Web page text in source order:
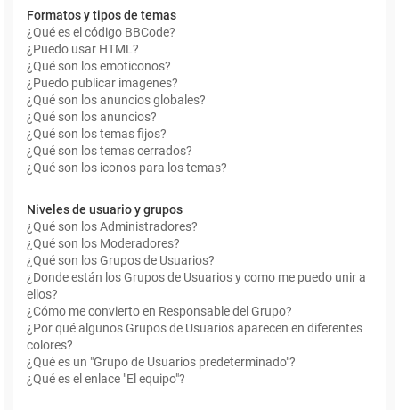
Formatos y tipos de temas
¿Qué es el código BBCode?
¿Puedo usar HTML?
¿Qué son los emoticonos?
¿Puedo publicar imagenes?
¿Qué son los anuncios globales?
¿Qué son los anuncios?
¿Qué son los temas fijos?
¿Qué son los temas cerrados?
¿Qué son los iconos para los temas?
Niveles de usuario y grupos
¿Qué son los Administradores?
¿Qué son los Moderadores?
¿Qué son los Grupos de Usuarios?
¿Donde están los Grupos de Usuarios y como me puedo unir a
ellos?
¿Cómo me convierto en Responsable del Grupo?
¿Por qué algunos Grupos de Usuarios aparecen en diferentes
colores?
¿Qué es un "Grupo de Usuarios predeterminado"?
¿Qué es el enlace "El equipo"?